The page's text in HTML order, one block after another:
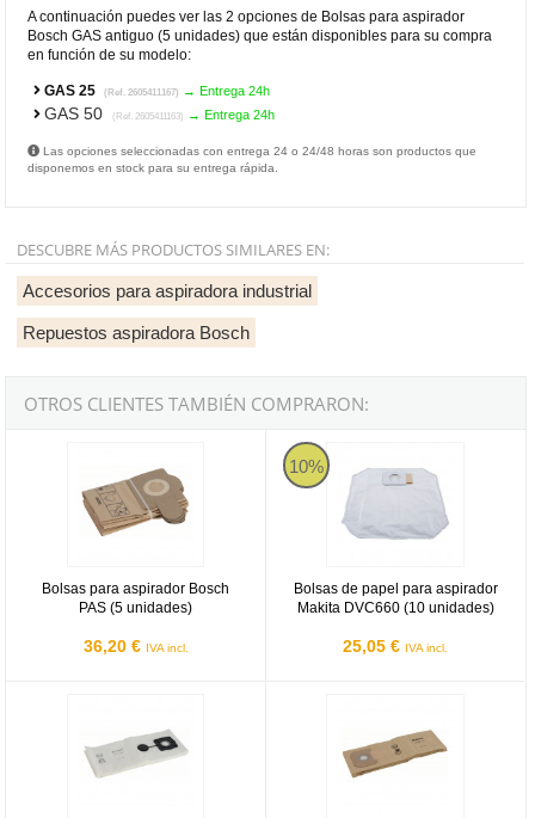
A continuación puedes ver las 2 opciones de Bolsas para aspirador
Bosch GAS antiguo (5 unidades) que están disponibles para su compra
en función de su modelo:
GAS 25 (Ref. 2605411167) → Entrega 24h
GAS 50 (Ref. 2605411163) → Entrega 24h
Las opciones seleccionadas con entrega 24 o 24/48 horas son productos que
disponemos en stock para su entrega rápida.
DESCUBRE MÁS PRODUCTOS SIMILARES EN:
Accesorios para aspiradora industrial
Repuestos aspiradora Bosch
OTROS CLIENTES TAMBIÉN COMPRARON:
Bolsas para aspirador Bosch
PAS (5 unidades)
36,20 € IVA incl.
Bolsas para aspirador Bosch PAS (5 unidades)
10%
Bolsas de papel para aspirador
Makita DVC660 (10 unidades)
25,05 € IVA incl.
Bolsas de papel para aspirador